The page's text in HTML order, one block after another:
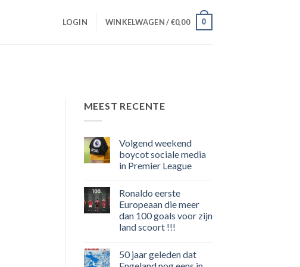
LOGIN WINKELWAGEN /€0,00 0
MEEST RECENTE
Volgend weekend
boycot sociale media
in Premier League
op
Volgend
weekend
boycot
sociale
media
League
Ronaldo eerste
Europeaan die meer
dan 100 goals voor zijn
land scoort !!!
op
Ronaldo
50 jaar geleden dat